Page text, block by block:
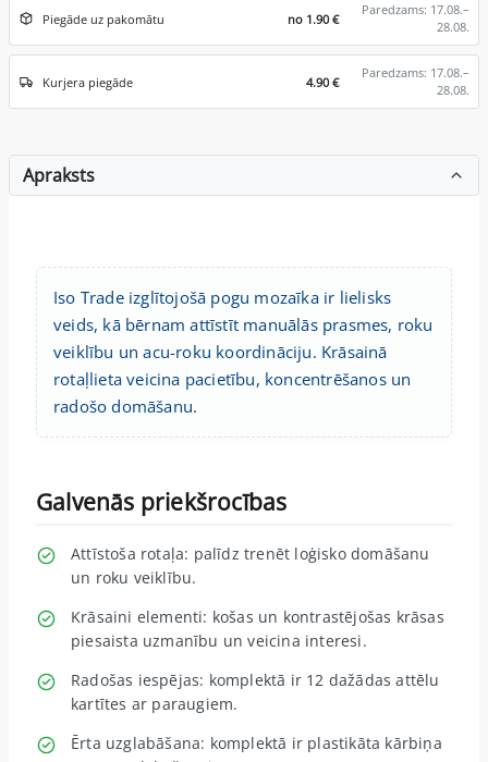
Piegāde uz pakomātu no 1.90 €
Paredzams: 17.08.–
28.08.
Kurjera piegāde 4.90 €
Paredzams: 17.08.–
28.08.
Apraksts
Iso Trade izglītojošā pogu mozaīka ir lielisks
veids, kā bērnam attīstīt manuālās prasmes, roku
veiklību un acu-roku koordināciju. Krāsainā
rotaļlieta veicina pacietību, koncentrēšanos un
radošo domāšanu.
Galvenās priekšrocības
Attīstoša rotaļa: palīdz trenēt loģisko domāšanu
un roku veiklību.
Krāsaini elementi: košas un kontrastējošas krāsas
piesaista uzmanību un veicina interesi.
Radošas iespējas: komplektā ir 12 dažādas attēlu
kartītes ar paraugiem.
Ērta uzglabāšana: komplektā ir plastikāta kārbiņa